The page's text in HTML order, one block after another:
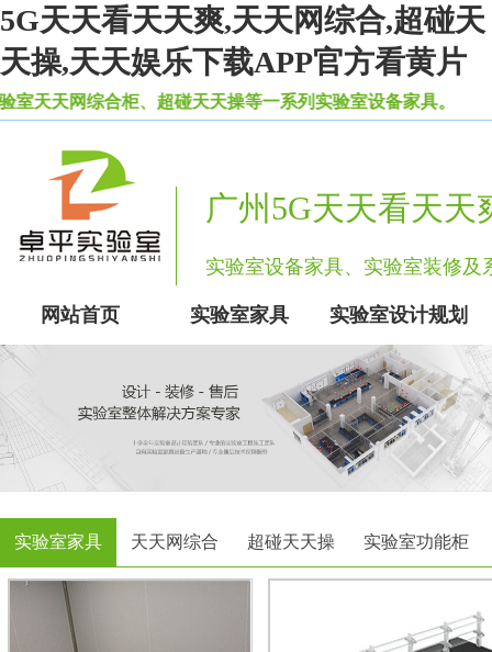
5G天天看天天爽,天天网综合,超碰天
天操,天天娱乐下载APP官方看黄片
综合柜、超碰天天操等一系列实验室设备家具。
广州5G天天看天
实验室设备家具、实验室装修
网站首页 实验室家具 实验室设计规划
实验室家具 天天网综合 超碰天天操 实验室功能柜